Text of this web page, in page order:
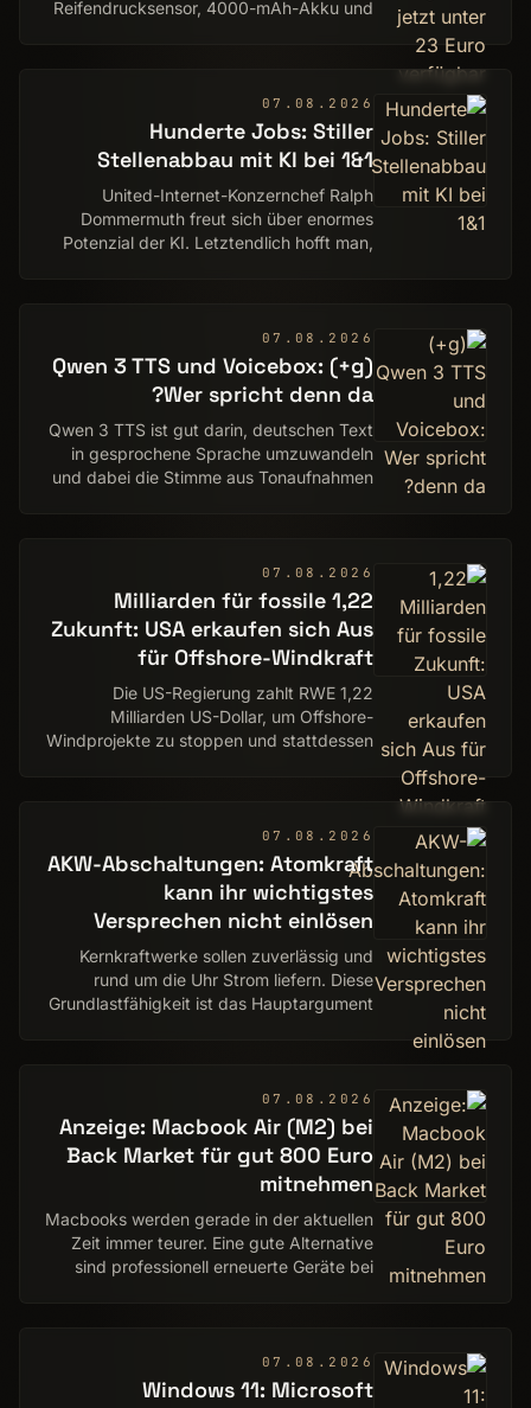
Reifendrucksensor, 4000-mAh-Akku und
07.08.2026
Hunderte Jobs: Stiller
Stellenabbau mit KI bei 1&1
United-Internet-Konzernchef Ralph
Dommermuth freut sich über enormes
Potenzial der KI. Letztendlich hofft man,
07.08.2026
(g+) Qwen 3 TTS und Voicebox:
Wer spricht denn da?
Qwen 3 TTS ist gut darin, deutschen Text
in gesprochene Sprache umzuwandeln
und dabei die Stimme aus Tonaufnahmen
07.08.2026
1,22 Milliarden für fossile
Zukunft: USA erkaufen sich Aus
für Offshore-Windkraft
Die US-Regierung zahlt RWE 1,22
Milliarden US-Dollar, um Offshore-
Windprojekte zu stoppen und stattdessen
07.08.2026
AKW-Abschaltungen: Atomkraft
kann ihr wichtigstes
Versprechen nicht einlösen
Kernkraftwerke sollen zuverlässig und
rund um die Uhr Strom liefern. Diese
Grundlastfähigkeit ist das Hauptargument
07.08.2026
Anzeige: Macbook Air (M2) bei
Back Market für gut 800 Euro
mitnehmen
Macbooks werden gerade in der aktuellen
Zeit immer teurer. Eine gute Alternative
sind professionell erneuerte Geräte bei
07.08.2026
Windows 11: Microsoft